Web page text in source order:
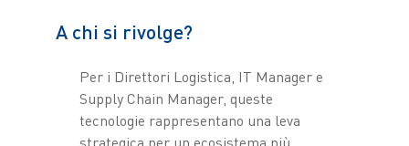
A chi si rivolge?
Per i Direttori Logistica, IT Manager e
Supply Chain Manager, queste
tecnologie rappresentano una leva
strategica per un ecosistema più